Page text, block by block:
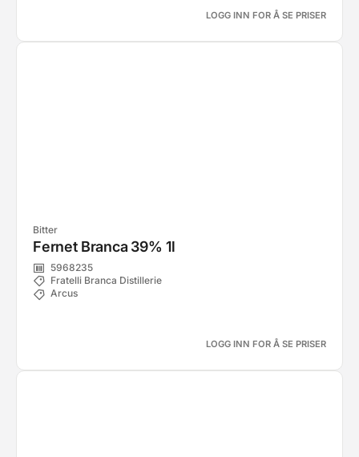
LOGG INN FOR Å SE PRISER
Bitter
Fernet Branca 39% 1l
5968235
Fratelli Branca Distillerie
Arcus
LOGG INN FOR Å SE PRISER